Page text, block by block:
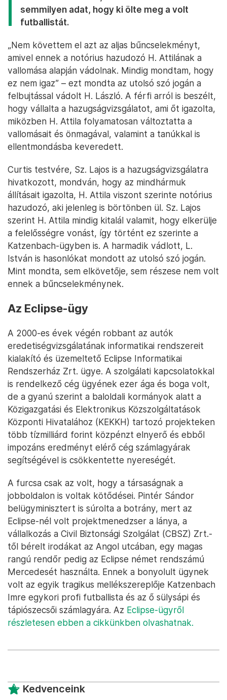
semmilyen adat, hogy ki ölte meg a volt
futballistát.
„Nem követtem el azt az aljas bűncselekményt,
amivel ennek a notórius hazudozó H. Attilának a
vallomása alapján vádolnak. Mindig mondtam, hogy
ez nem igaz” – ezt mondta az utolsó szó jogán a
felbujtással vádolt H. László. A férfi arról is beszélt,
hogy vállalta a hazugságvizsgálatot, ami őt igazolta,
miközben H. Attila folyamatosan változtatta a
vallomásait és önmagával, valamint a tanúkkal is
ellentmondásba keveredett.
Curtis testvére, Sz. Lajos is a hazugságvizsgálatra
hivatkozott, mondván, hogy az mindhármuk
állításait igazolta, H. Attila viszont szerinte notórius
hazudozó, aki jelenleg is börtönben ül. Sz. Lajos
szerint H. Attila mindig kitalál valamit, hogy elkerülje
a felelősségre vonást, így történt ez szerinte a
Katzenbach-ügyben is. A harmadik vádlott, L.
István is hasonlókat mondott az utolsó szó jogán.
Mint mondta, sem elkövetője, sem részese nem volt
ennek a bűncselekménynek.
Az Eclipse-ügy
A 2000-es évek végén robbant az autók
eredetiségvizsgálatának informatikai rendszereit
kialakító és üzemeltető Eclipse Informatikai
Rendszerház Zrt. ügye. A szolgálati kapcsolatokkal
is rendelkező cég ügyének ezer ága és boga volt,
de a gyanú szerint a baloldali kormányok alatt a
Közigazgatási és Elektronikus Közszolgáltatások
Központi Hivatalához (KEKKH) tartozó projekteken
több tízmilliárd forint közpénzt elnyerő és ebből
impozáns eredményt elérő cég számlagyárak
segítségével is csökkentette nyereségét.
A furcsa csak az volt, hogy a társaságnak a
jobboldalon is voltak kötődései. Pintér Sándor
belügyminisztert is súrolta a botrány, mert az
Eclipse-nél volt projektmenedzser a lánya, a
vállalkozás a Civil Biztonsági Szolgálat (CBSZ) Zrt.-
től bérelt irodákat az Angol utcában, egy magas
rangú rendőr pedig az Eclipse német rendszámú
Mercedesét használta. Ennek a bonyolult ügynek
volt az egyik tragikus mellékszereplője Katzenbach
Imre egykori profi futballista és az ő sülysápi és
tápiószecsői számlagyára. Az Eclipse-ügyről
részletesen ebben a cikkünkben olvashatnak.
Kedvenceink